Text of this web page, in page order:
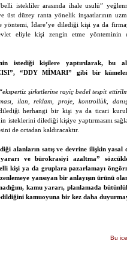
istekliler arasında ihale usulü”
üst düzey ranta yönelik inşaatlarının
yöntemi, İdare’ye dilediği kişi ya da
eliyle kişi zengin etme yönteminin
istediği kişilere yaptırılarak, bu
“DDY MİMARI” gibi bir
“ekspertiz şirketlerine rayiç bedel tespit
ilan, reklam, proje, kontrollük,
herhangi bir kişi ya da ticari
isteklerini dilediği kişiye yaptırmasını
de ortadan kaldıracaktır.
alanların satış ve devrine ilişkin yasal
ve bürokrasiyi azaltma”
kişi ya da gruplara pazarlamayı
yansıyan bir anlayışın ürünü
kamu yararı, planlamada
kamuoyuna bir kez daha
Bu